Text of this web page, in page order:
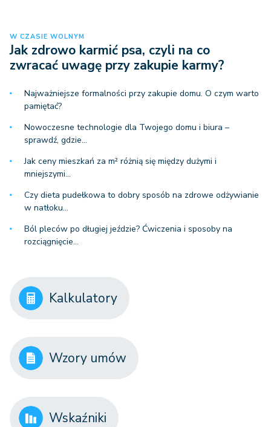
W CZASIE WOLNYM
Jak zdrowo karmić psa, czyli na co
zwracać uwagę przy zakupie karmy?
Najważniejsze formalności przy zakupie domu. O czym warto
pamiętać?
Nowoczesne technologie dla Twojego domu i biura –
sprawdź, gdzie…
Jak ceny mieszkań za m² różnią się między dużymi i
mniejszymi…
Czy dieta pudełkowa to dobry sposób na zdrowe odżywianie
w natłoku…
Ból pleców po długiej jeździe? Ćwiczenia i sposoby na
rozciągnięcie…
Kalkulatory
Wzory umów
Wskaźniki